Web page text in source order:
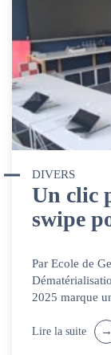
DIVERS
Un clic
swipe
Par Ecole de
2025 marque
Lire la suite